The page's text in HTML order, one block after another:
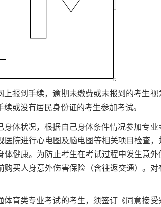
报到手续，逾期未缴费或未报到的考生视
或没有居民身份证的考生参加考试。
体状况，根据自己身体条件情况参加专业
院进行心电图及脑电图等相关项目检查，
健康。为防止考生在考试过程中发生意外
买人身意外伤害保险（含往返交通）。对
育类专业考试的考生，须签订《同意接受